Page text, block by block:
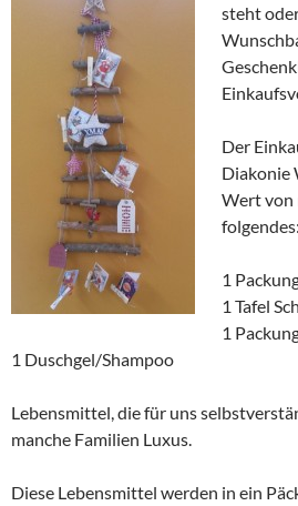
steht
Der
Diakonie
Wert von
folgendes:
1
1 Tafel
1
1 Duschgel/Shampoo
Lebensmittel, die für uns
manche Familien Luxus.
Diese Lebensmittel werden in ein